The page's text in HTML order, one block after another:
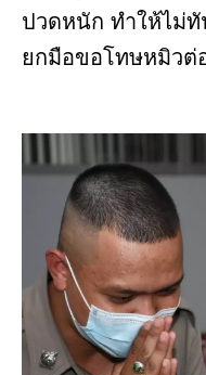
ปวดหนัก ทำให้ไม่ทั
ยกมือขอโทษหมิวต่